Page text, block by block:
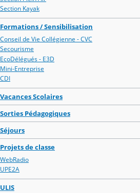
Section Kayak
Formations / Sensibilisation
Conseil de Vie Collégienne - CVC
Secourisme
EcoDélégués - E3D
Mini-Entreprise
CDI
Vacances Scolaires
Sorties Pédagogiques
Séjours
Projets de classe
WebRadio
UPE2A
ULIS